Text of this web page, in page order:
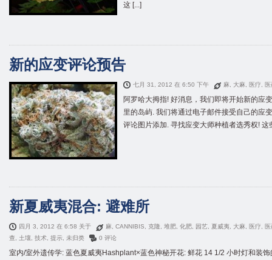
这 [...]
新的应变评论预告
七月 31, 2012 在 6:50 下午 麻 大麻 医疗 医
阿罗哈大拇指! 好消息，我们即将开始新的应
里的岛屿. 我们将通过电子邮件接受自己的应
评论图片添加. 寻找应变大师种植者选秀权! 这
新夏威夷混合: 避难所
四月 3, 2012 在 6:58 关于 麻 CANNIBIS 克隆 堆肥 化肥 园艺 夏威夷 大麻 医疗
医
查
土壤 技术 提示 未归类 0 评论
室内/室外遗传学: 蓝色夏威夷Hashplant×蓝色神秘开花: 鲜花 14 1/2 小时灯和装